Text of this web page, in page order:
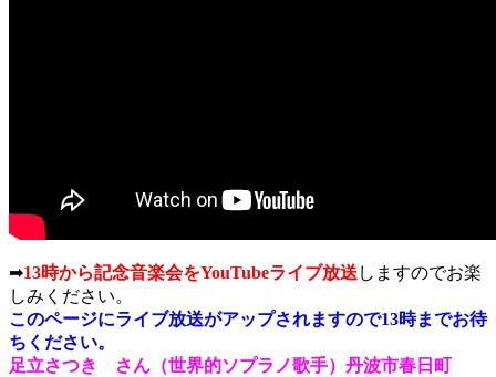
➡13時から記念音楽会をYouTubeライブ放送 しますのでお楽
しみください。
このページにライブ放送がアップされますので13時までお待
ちください。
足立さつき さん（世界的ソプラノ歌手）丹波市春日町